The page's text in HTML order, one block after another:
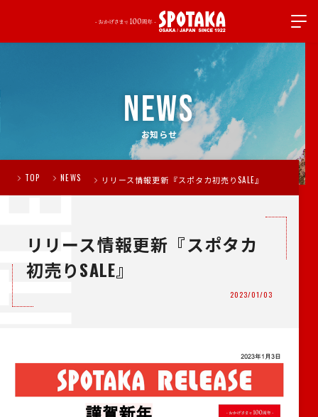
NEWS
お知らせ
TOP NEWS リリース情報更新『スポタカ初売りSALE』
リリース情報更新『スポタカ
初売りSALE』
2023/01/03